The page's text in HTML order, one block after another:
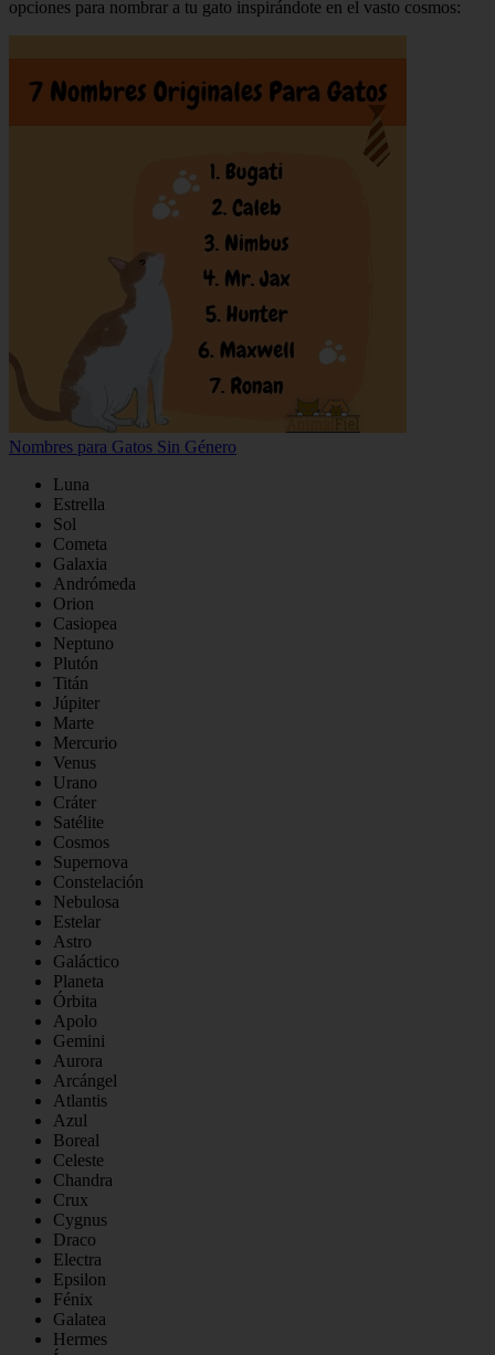
opciones para nombrar a tu gato inspirándote en el vasto cosmos:
Nombres para Gatos Sin Género
Luna
Estrella
Sol
Cometa
Galaxia
Andrómeda
Orion
Casiopea
Neptuno
Plutón
Titán
Júpiter
Marte
Mercurio
Venus
Urano
Cráter
Satélite
Cosmos
Supernova
Constelación
Nebulosa
Estelar
Astro
Galáctico
Planeta
Órbita
Apolo
Gemini
Aurora
Arcángel
Atlantis
Azul
Boreal
Celeste
Chandra
Crux
Cygnus
Draco
Electra
Epsilon
Fénix
Galatea
Hermes